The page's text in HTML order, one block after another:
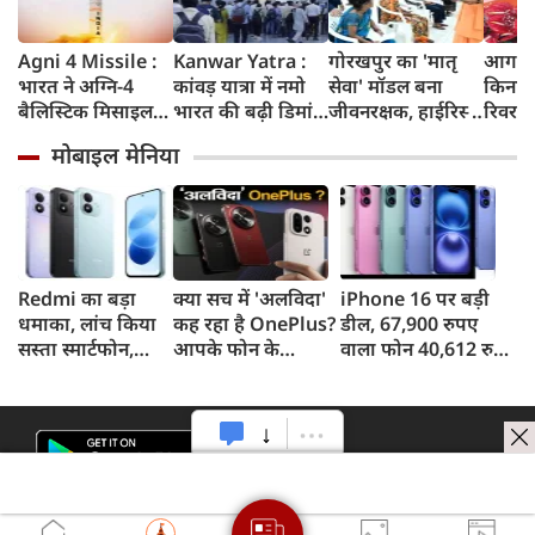
Agni 4 Missile :
भारत ने अग्नि-4
बैलिस्टिक मिसाइल
किया, 4,000 KM
तक मारक क्षमता
Kanwar Yatra :
कांवड़ यात्रा में नमो
भारत की बढ़ी डिमांड,
कई स्टेशनों पर 50%
तक बढ़ी यात्रियों की
संख्या
गोरखपुर का 'मातृ
सेवा' मॉडल बना
जीवनरक्षक, हाईरिस्क
इलाज से बची 77
जिंदगियां
आगरा
रिवर
करेगी
मोबाइल मेनिया
Redmi का बड़ा
धमाका, लांच किया
सस्ता स्मार्टफोन,
क्या सच में 'अलविदा'
कह रहा है OnePlus?
आपके फोन के
iPhone 16 पर बड़ी
डील, 67,900 रुपए
वाला फोन 40,612 रुपए